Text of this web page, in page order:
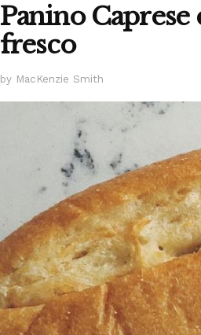
Panino
fresco
by MacKenzie Smith